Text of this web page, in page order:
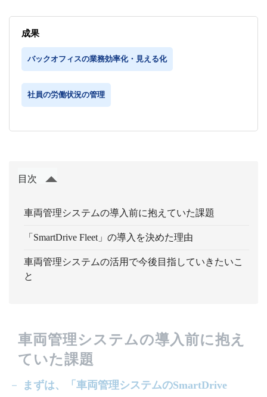
成果
バックオフィスの業務効率化・見える化
社員の労働状況の管理
目次
車両管理システムの導入前に抱えていた課題
「SmartDrive Fleet」の導入を決めた理由
車両管理システムの活用で今後目指していきたいこ
と
車両管理システムの導入前に抱え
ていた課題
－ まずは、「車両管理システムのSmartDrive